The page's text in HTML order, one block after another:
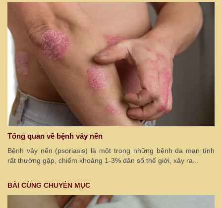
Tổng quan về bệnh vảy nến
Bệnh vảy nến (psoriasis) là một trong những bệnh da mạn tính
rất thường gặp, chiếm khoảng 1-3% dân số thế giới, xảy ra...
BÀI CÙNG CHUYÊN MỤC